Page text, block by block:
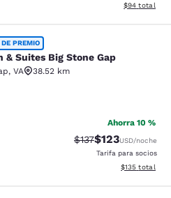
Ver detalles
$94 total
Big Stone Gap
PREMIO
& Suites Big Stone Gap
, VA
38.52 km
4.72 estrellas. Excepcional. 1497
Ahorra 10 %
Tarifa tachada:
$137Tarifa reducida:
$123USD/noche
Tarifa para socios
Ver detalles
$135 total